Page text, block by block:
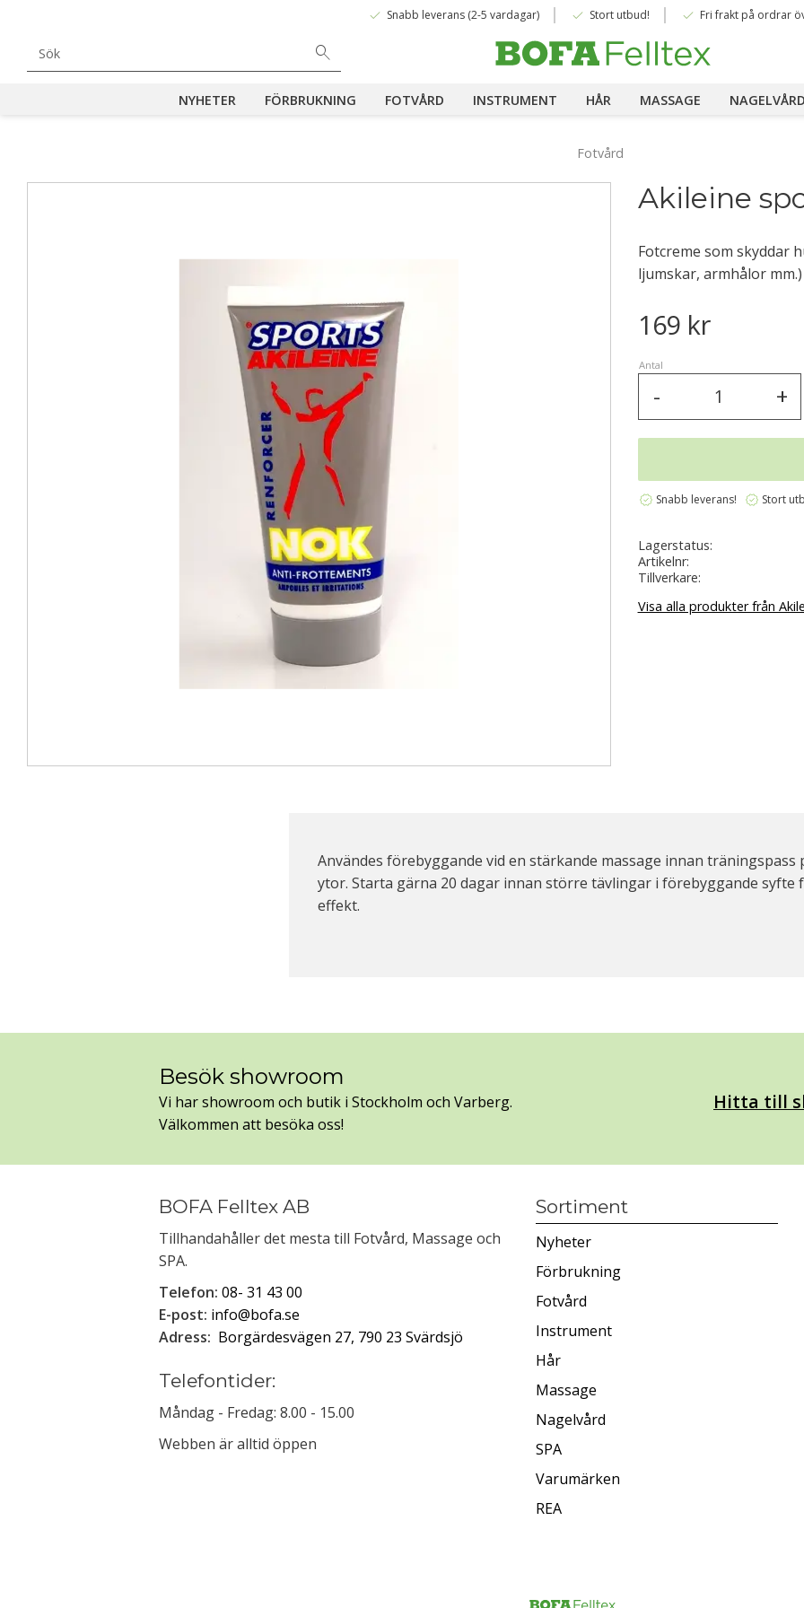
done Snabb leverans (2-5 vardagar) done Stort utbud! done Fri frakt på ordrar
NYHETER FÖRBRUKNING FOTVÅRD INSTRUMENT HÅR MASSAGE NAGELVÅRD
Fotvård
Akileine
Fotcreme som skyddar
ljumskar, armhålor mm.)
169 kr
Antal
+
-
verified Snabb leverans! verified Stort
Lagerstatus
Artikelnr
Tillverkare
Visa alla produkter från
Användes förebyggande vid en stärkande massage innan träningspass
ytor. Starta gärna 20 dagar innan större tävlingar i förebyggande syfte
effekt.
Besök showroom
Vi har showroom och butik i Stockholm och Varberg.
Välkommen att besöka oss!
Hitta till
BOFA Felltex AB
Tillhandahåller det mesta till Fotvård, Massage och
SPA.
Telefon: 08- 31 43 00
E-post: info@bofa.se
Adress: Borgärdesvägen 27, 790 23 Svärdsjö
Telefontider:
Måndag - Fredag: 8.00 - 15.00
Webben är alltid öppen
Sortiment
Nyheter
Förbrukning
Fotvård
Instrument
Hår
Massage
Nagelvård
SPA
Varumärken
REA